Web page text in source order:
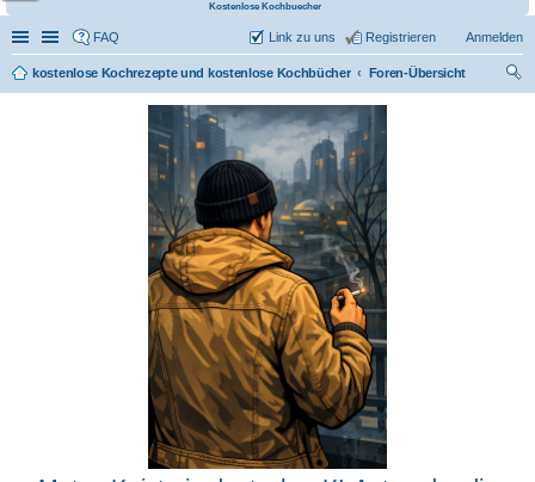
Kostenlose Kochbuecher
Schnellzugriff
Linkliste
FAQ Anmelden
Registrieren
Link zu uns
kostenlose Kochrezepte und kostenlose Kochbücher
Foren-Übersicht